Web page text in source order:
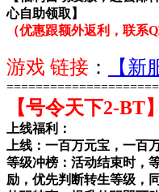
心自助领取】
（优惠跟额外返利，联系Q
游戏 链接 ： 【新
【号令天下2-BT
上线福利：
上线：一百万元宝，一百
等级冲榜：活动结束时，
励，优先判断转生等级，